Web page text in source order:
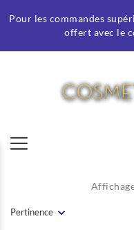
Pour les commandes
offert avec le
Pertinence